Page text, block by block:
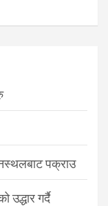
पक्राउ
उद्धार गर्दै